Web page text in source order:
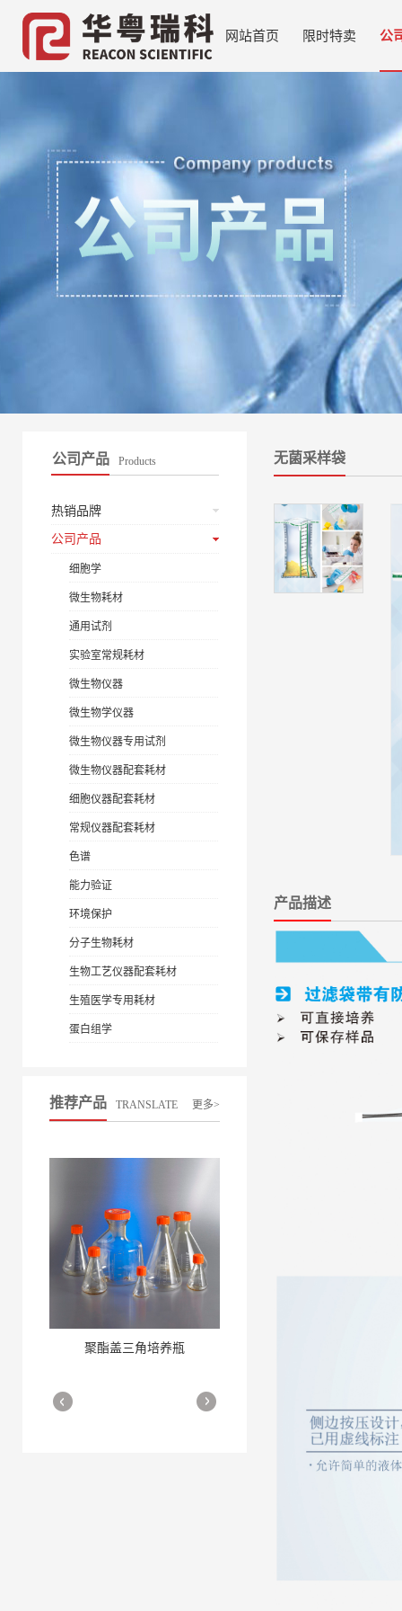
网站首页 限时特卖 公
公司产品 Products
热销品牌
公司产品
细胞学
微生物耗材
通用试剂
实验室常规耗材
微生物仪器
微生物学仪器
微生物仪器专用试剂
微生物仪器配套耗材
细胞仪器配套耗材
常规仪器配套耗材
色谱
能力验证
环境保护
分子生物耗材
生物工艺仪器配套耗材
生殖医学专用耗材
蛋白组学
推荐产品 TRANSLATE 更多>
聚酯盖三角培养瓶
无菌采样袋
产品描述